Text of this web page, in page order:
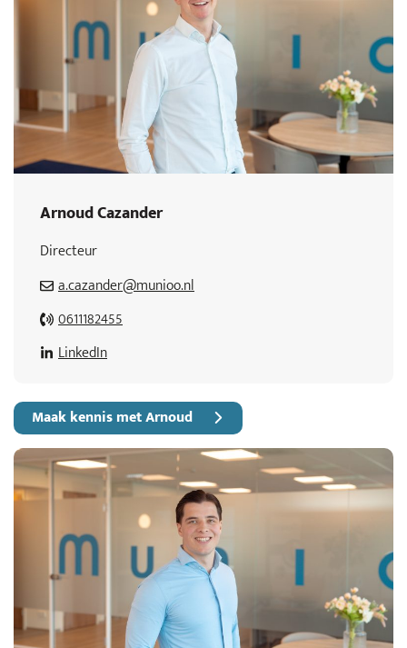
Arnoud Cazander
Directeur
a.cazander@munioo.nl
0611182455
LinkedIn
Maak kennis met Arnoud